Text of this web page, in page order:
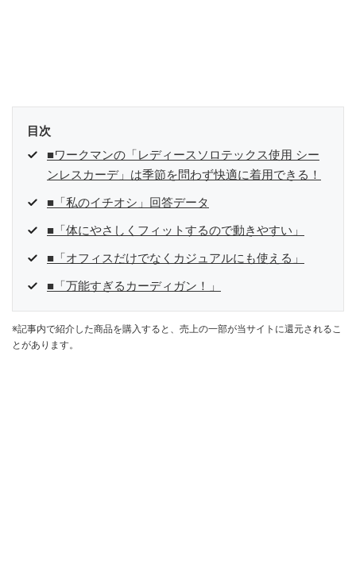
目次
■ワークマンの「レディースソロテックス使用 シー
ンレスカーデ」は季節を問わず快適に着用できる！
■「私のイチオシ」回答データ
■「体にやさしくフィットするので動きやすい」
■「オフィスだけでなくカジュアルにも使える」
■「万能すぎるカーディガン！」
※記事内で紹介した商品を購入すると、売上の一部が当サイトに還元されるこ
とがあります。